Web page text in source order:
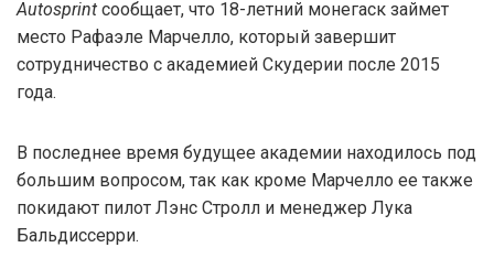
Autosprint сообщает, что 18-летний монегаск займет
место Рафаэле Марчелло, который завершит
сотрудничество с академией Скудерии после 2015
года.
В последнее время будущее академии находилось под
большим вопросом, так как кроме Марчелло ее также
покидают пилот Лэнс Стролл и менеджер Лука
Бальдиссерри.